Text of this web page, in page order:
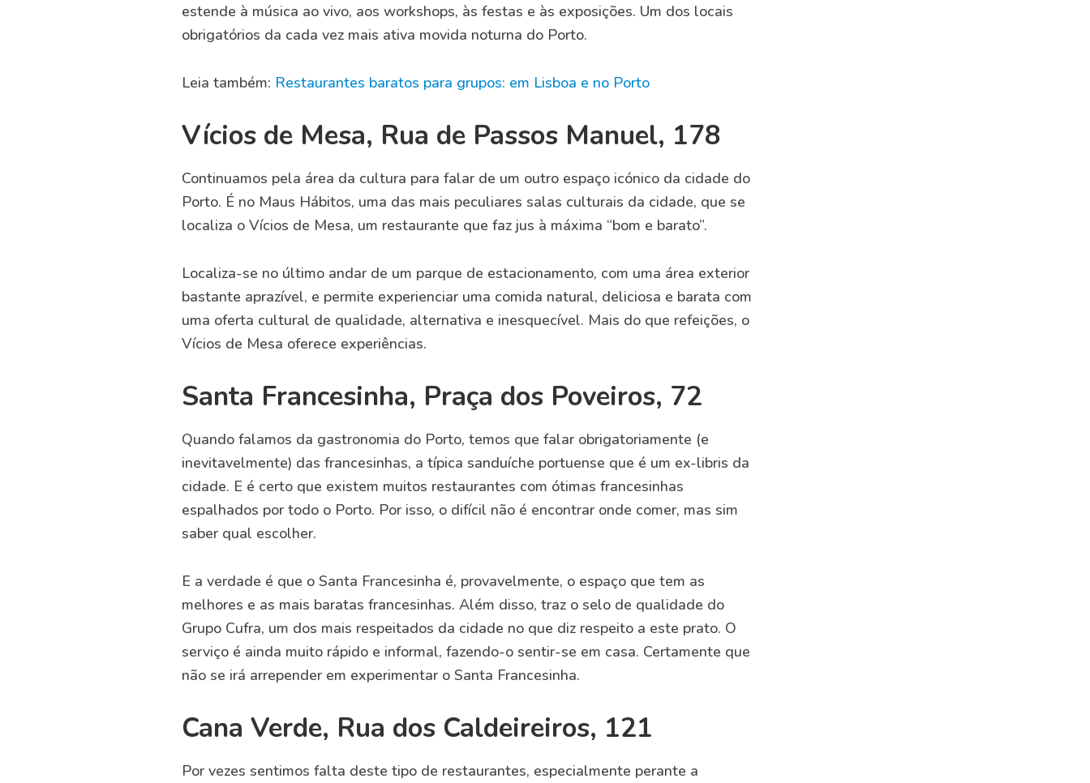
estende à música ao vivo, aos workshops, às festas e às exposições. Um dos locais
obrigatórios da cada vez mais ativa movida noturna do Porto.
Leia também: Restaurantes baratos para grupos: em Lisboa e no Porto
Vícios de Mesa, Rua de Passos Manuel, 178
Continuamos pela área da cultura para falar de um outro espaço icónico da cidade do
Porto. É no Maus Hábitos, uma das mais peculiares salas culturais da cidade, que se
localiza o Vícios de Mesa, um restaurante que faz jus à máxima “bom e barato”.
Localiza-se no último andar de um parque de estacionamento, com uma área exterior
bastante aprazível, e permite experienciar uma comida natural, deliciosa e barata com
uma oferta cultural de qualidade, alternativa e inesquecível. Mais do que refeições, o
Vícios de Mesa oferece experiências.
Santa Francesinha, Praça dos Poveiros, 72
Quando falamos da gastronomia do Porto, temos que falar obrigatoriamente (e
inevitavelmente) das francesinhas, a típica sanduíche portuense que é um ex-libris da
cidade. E é certo que existem muitos restaurantes com ótimas francesinhas
espalhados por todo o Porto. Por isso, o difícil não é encontrar onde comer, mas sim
saber qual escolher.
E a verdade é que o Santa Francesinha é, provavelmente, o espaço que tem as
melhores e as mais baratas francesinhas. Além disso, traz o selo de qualidade do
Grupo Cufra, um dos mais respeitados da cidade no que diz respeito a este prato. O
serviço é ainda muito rápido e informal, fazendo-o sentir-se em casa. Certamente que
não se irá arrepender em experimentar o Santa Francesinha.
Cana Verde, Rua dos Caldeireiros, 121
Por vezes sentimos falta deste tipo de restaurantes, especialmente perante a